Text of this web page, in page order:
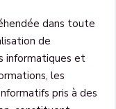
dans toute
de
informatiques et
les
pris à des